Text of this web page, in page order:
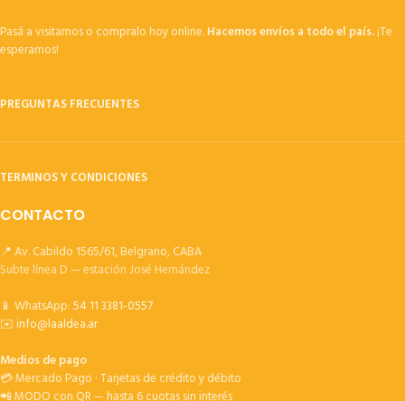
Pasá a visitarnos o compralo hoy online.Hacemos envíos a todo el país.¡Te
esperamos!
PREGUNTAS FRECUENTES
TERMINOS Y CONDICIONES
CONTACTO
📍 Av. Cabildo 1565/61, Belgrano, CABA
Subte línea D — estación José Hernández
📱 WhatsApp:54 11 3381-0557
✉️info@laaldea.ar
Medios de pago
💳 Mercado Pago · Tarjetas de crédito y débito
📲 MODO con QR — hasta 6 cuotas sin interés